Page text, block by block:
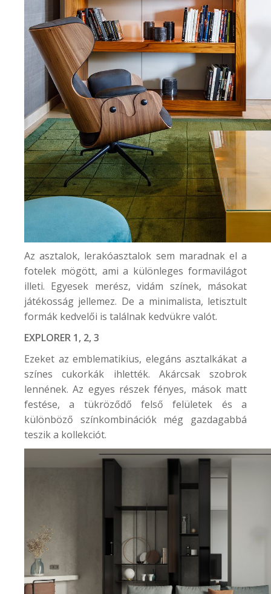
Az asztalok, lerakóasztalok sem maradnak el a
fotelek mögött, ami a különleges formavilágot
illeti. Egyesek merész, vidám színek, másokat
játékosság jellemez. De a minimalista, letisztult
formák kedvelői is találnak kedvükre valót.
EXPLORER 1, 2, 3
Ezeket az emblematikius, elegáns asztalkákat a
színes cukorkák ihlették. Akárcsak szobrok
lennének. Az egyes részek fényes, mások matt
festése, a tükröződő felső felületek és a
különböző színkombinációk még gazdagabbá
teszik a kollekciót.